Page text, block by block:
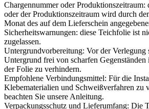
Chargennummer oder Produktionszeitraum:
oder der Produktionszeitraum wird durch
Monat des auf dem Lieferschein
Sicherheitswarnungen: diese Teichfolie ist
zugelassen.
Untergrundvorbereitung: Vor der Verlegung
Untergrund frei von scharfen Gegenständen
der Folie zu verhindern.
Empfohlene Verbindungsmittel: Für die
Klebematerialien und Schweißverfahren zu
beachten Sie unsere Anleitung.
Verpackungsschutz und Lieferumfang: Die